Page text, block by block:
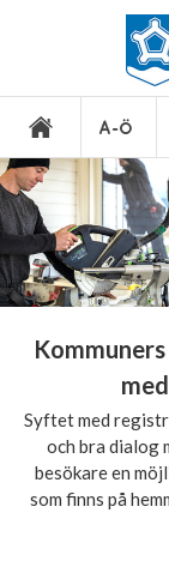
Syftet med
och bra dialog
besökare en
som finns på